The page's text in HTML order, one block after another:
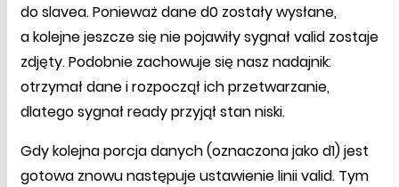
do slavea. Ponieważ dane d0 zostały wysłane,
a kolejne jeszcze się nie pojawiły sygnał valid zostaje
zdjęty. Podobnie zachowuje się nasz nadajnik:
otrzymał dane i rozpoczął ich przetwarzanie,
dlatego sygnał ready przyjął stan niski.
Gdy kolejna porcja danych (oznaczona jako d1) jest
gotowa znowu następuje ustawienie linii valid. Tym